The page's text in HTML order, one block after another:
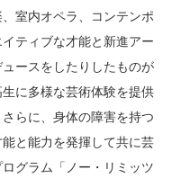
室内オペラ、コンテンポ
ティブな才能と新進アー
ースをしたりしたものが
に多様な芸術体験を提供
らに、身体の障害を持つ
と能力を発揮して共に芸
グラム「ノー・リミッツ